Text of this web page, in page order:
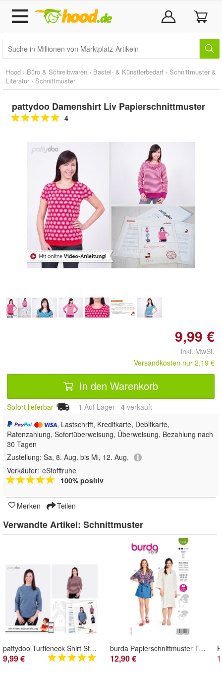
Hood › Büro & Schreibwaren › Bastel- & Künstlerbedarf › Schnittmuster &
Literatur › Schnittmuster
pattydoo Damenshirt Liv Papierschnittmuster
4
Doppelt antippen zum
vergrößern
9,99 €
inkl. MwSt.
Versandkosten nur 2,19 €
In den Warenkorb
Sofort lieferbar 1 Auf Lager 4 verkauft
, Lastschrift, Kreditkarte, Debitkarte,
Ratenzahlung, Sofortüberweisung, Überweisung, Bezahlung nach
30 Tagen
Zustellung: Sa, 8. Aug. bis Mi, 12. Aug.
Verkäufer: eStofftruhe
100% positiv
Merken Teilen
Verwandte Artikel: Schnittmuster
pattydoo Turtleneck Shirt Stella Papierschnittmuster
9,99 €
burda Papierschnittmuster Tunikakleid m. Stickerei, Bluse m. Kachelmuster #5733
12,90 €